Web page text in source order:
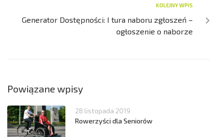
KOLEJNY WPIS
Generator Dostępności: I tura naboru zgłoszeń –
ogłoszenie o naborze
Powiązane wpisy
28 listopada 2019
Rowerzyści dla Seniorów